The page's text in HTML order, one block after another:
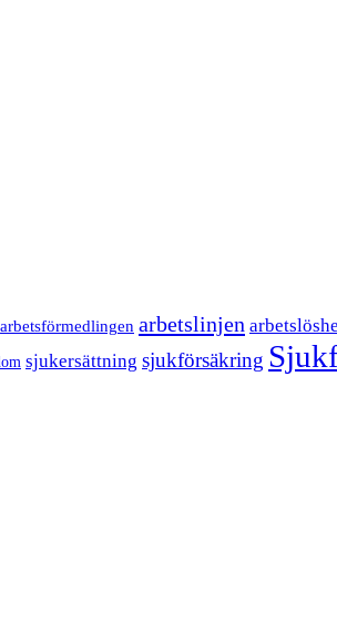
arbetsförmedlingen arbetslinjen
sjukersättning sjukförsäkring